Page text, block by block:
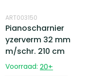
ART003150
Pianoscharnier
yzerverm 32 mm
m/schr. 210 cm
Voorraad: 20+